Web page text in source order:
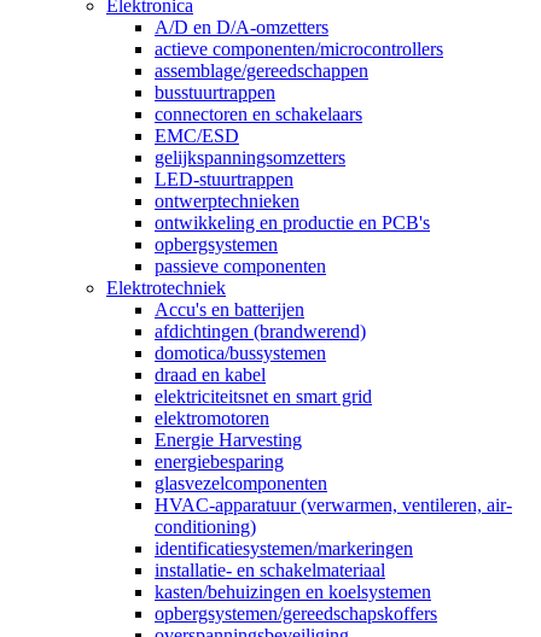
Elektronica
A/D en D/A-omzetters
actieve componenten/microcontrollers
assemblage/gereedschappen
busstuurtrappen
connectoren en schakelaars
EMC/ESD
gelijkspanningsomzetters
LED-stuurtrappen
ontwerptechnieken
ontwikkeling en productie en PCB's
opbergsystemen
passieve componenten
Elektrotechniek
Accu's en batterijen
afdichtingen (brandwerend)
domotica/bussystemen
draad en kabel
elektriciteitsnet en smart grid
elektromotoren
Energie Harvesting
energiebesparing
glasvezelcomponenten
HVAC-apparatuur (verwarmen, ventileren, air-
conditioning)
identificatiesystemen/markeringen
installatie- en schakelmateriaal
kasten/behuizingen en koelsystemen
opbergsystemen/gereedschapskoffers